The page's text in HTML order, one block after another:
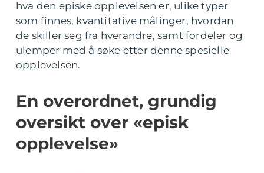
hva den episke opplevelsen er, ulike typer
som finnes, kvantitative målinger, hvordan
de skiller seg fra hverandre, samt fordeler og
ulemper med å søke etter denne spesielle
opplevelsen.
En overordnet, grundig
oversikt over «episk
opplevelse»